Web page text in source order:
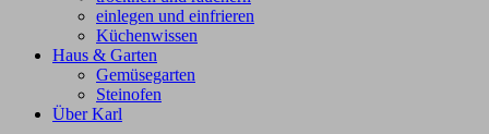
einlegen und einfrieren
Küchenwissen
Haus & Garten
Gemüsegarten
Steinofen
Über Karl